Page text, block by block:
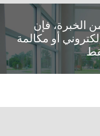
60 عاماً من الخبرة، فإن
أو مكالمة